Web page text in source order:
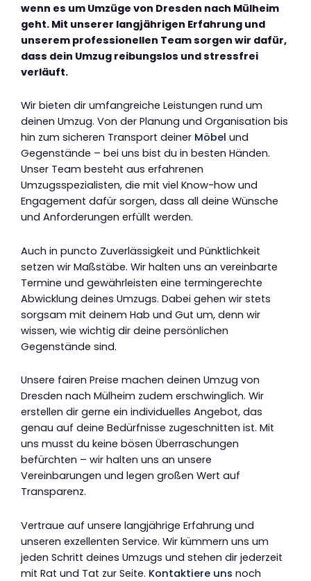
wenn es um Umzüge von Dresden nach Mülheim
geht. Mit unserer langjährigen Erfahrung und
unserem professionellen Team sorgen wir dafür,
dass dein Umzug reibungslos und stressfrei
verläuft.
Wir bieten dir umfangreiche Leistungen rund um
deinen Umzug. Von der Planung und Organisation bis
hin zum sicheren Transport deiner Möbel und
Gegenstände – bei uns bist du in besten Händen.
Unser Team besteht aus erfahrenen
Umzugsspezialisten, die mit viel Know-how und
Engagement dafür sorgen, dass all deine Wünsche
und Anforderungen erfüllt werden.
Auch in puncto Zuverlässigkeit und Pünktlichkeit
setzen wir Maßstäbe. Wir halten uns an vereinbarte
Termine und gewährleisten eine termingerechte
Abwicklung deines Umzugs. Dabei gehen wir stets
sorgsam mit deinem Hab und Gut um, denn wir
wissen, wie wichtig dir deine persönlichen
Gegenstände sind.
Unsere fairen Preise machen deinen Umzug von
Dresden nach Mülheim zudem erschwinglich. Wir
erstellen dir gerne ein individuelles Angebot, das
genau auf deine Bedürfnisse zugeschnitten ist. Mit
uns musst du keine bösen Überraschungen
befürchten – wir halten uns an unsere
Vereinbarungen und legen großen Wert auf
Transparenz.
Vertraue auf unsere langjährige Erfahrung und
unseren exzellenten Service. Wir kümmern uns um
jeden Schritt deines Umzugs und stehen dir jederzeit
mit Rat und Tat zur Seite. Kontaktiere uns noch